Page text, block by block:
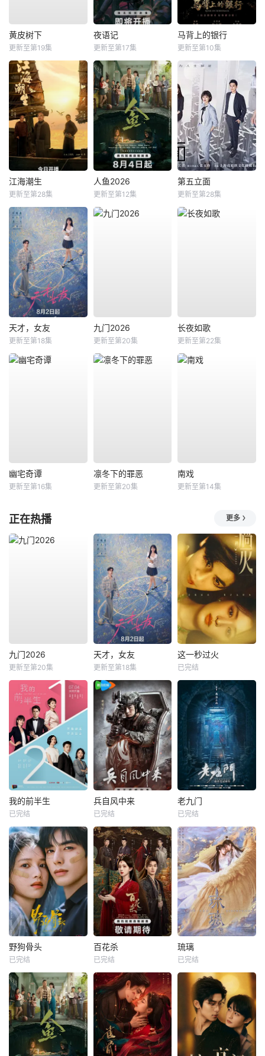
黄皮树下
更新至第19集
夜语记
更新至第17集
马背上的银行
更新至第10集
江海潮生
更新至第28集
人鱼2026
更新至第12集
第五立面
更新至第28集
天才，女友
更新至第18集
九门2026
更新至第20集
长夜如歌
更新至第22集
幽宅奇谭
更新至第16集
凛冬下的罪恶
更新至第20集
南戏
更新至第14集
正在热播 更多
九门2026
更新至第20集
天才，女友
更新至第18集
这一秒过火
已完结
我的前半生
已完结
兵自风中来
已完结
老九门
已完结
野狗骨头
已完结
百花杀
已完结
琉璃
已完结